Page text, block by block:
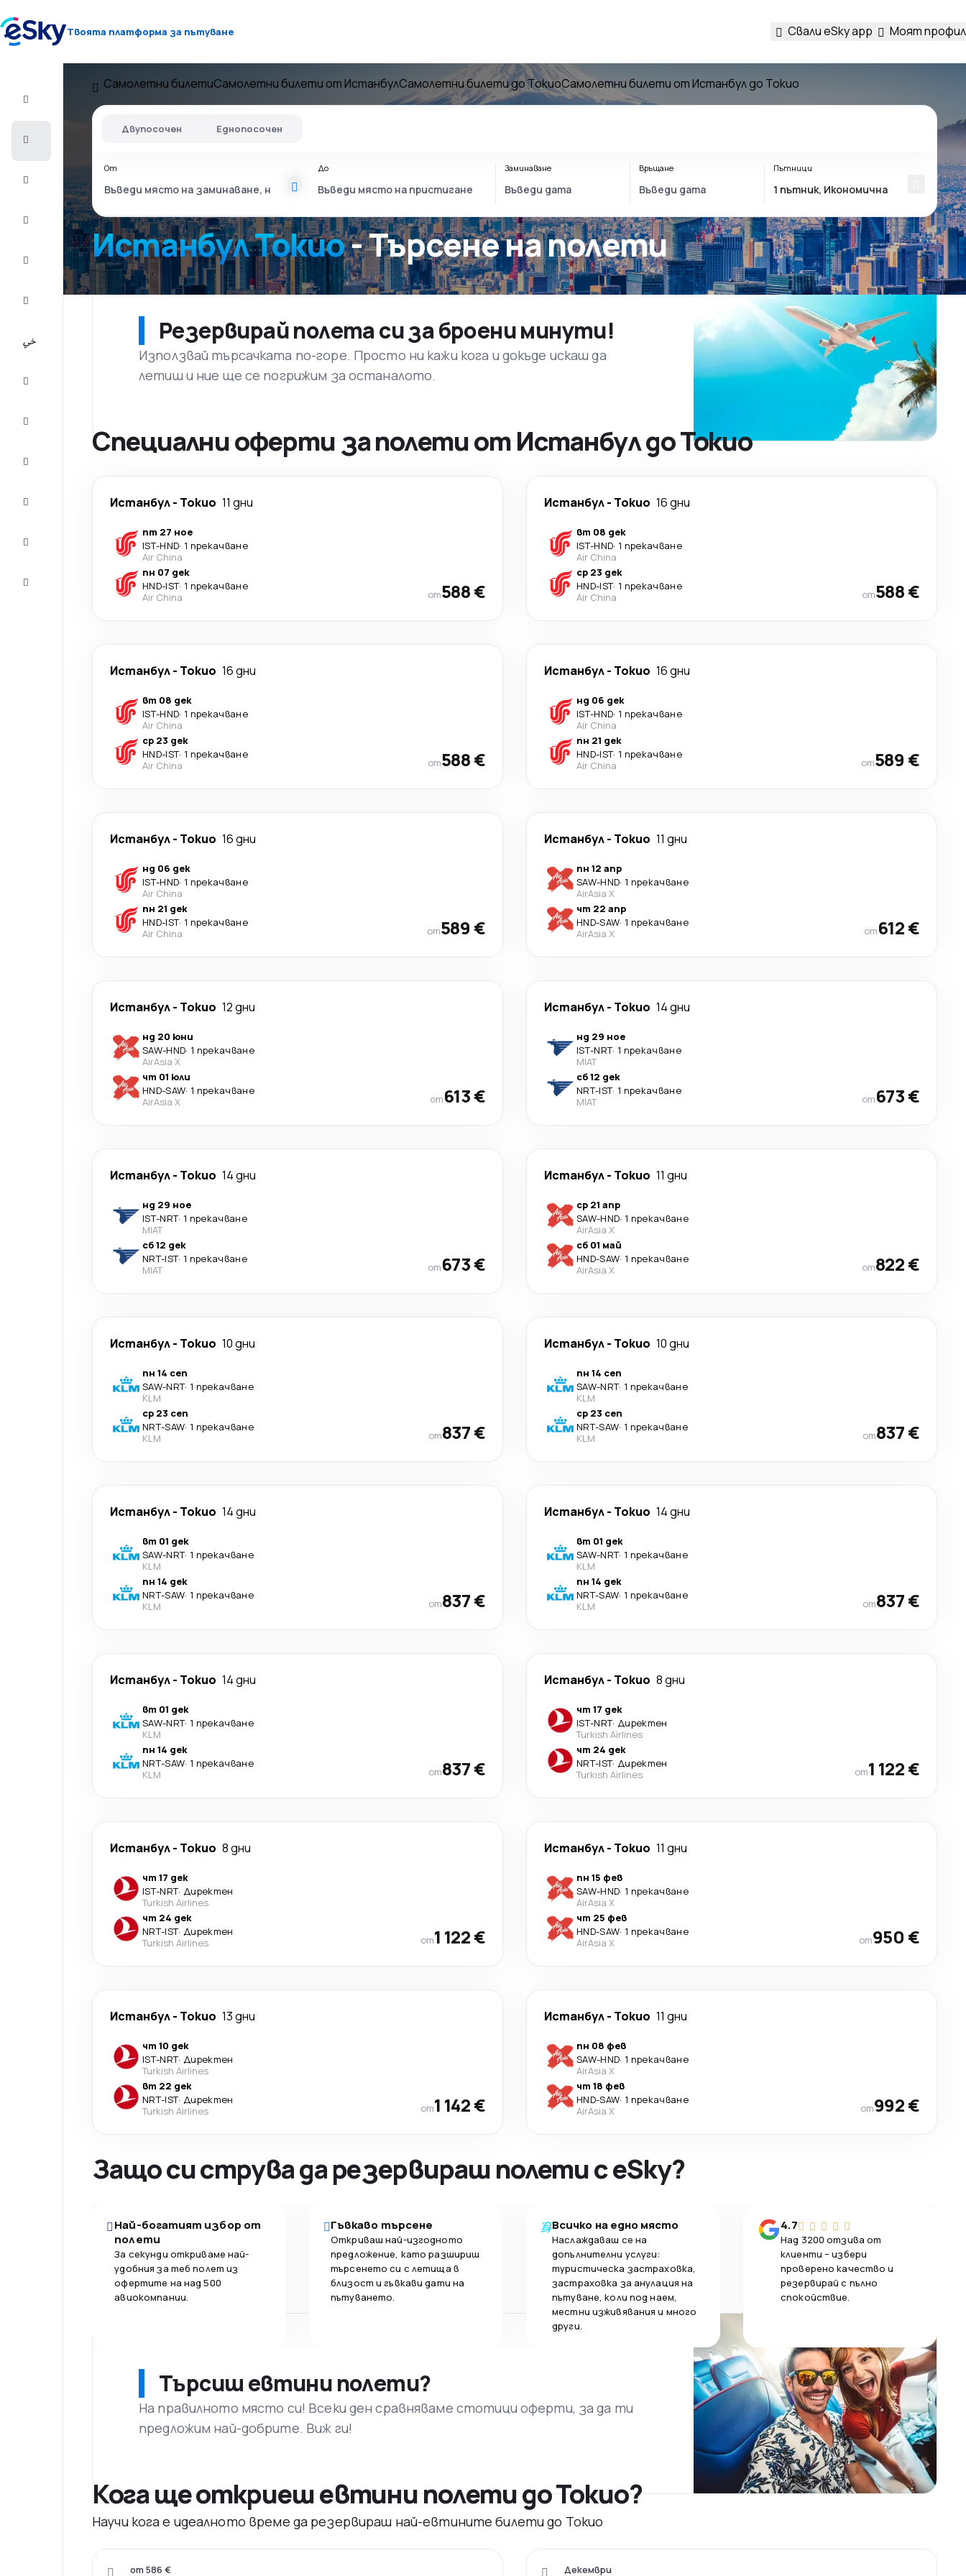
Твоята платформа за пътуване Свали eSky app Моят профил
2026/27
Самолетни билетиСамолетни билети от ИстанбулСамолетни билети до ТокиоСамолетни билети от Истанбул до Токио
Истанбул Токио- Търсене на полети
Двупосочен Еднопосочен
От До Заминаване Връщане Пътници
Резервирай полета си за броени минути!
Използвай търсачката по-горе. Просто ни кажи кога и докъде искаш да
летиш и ние ще се погрижим за останалото.
Специални оферти за полети от Истанбул до Токио
Истанбул- Токио 11 дни
пт 27 ное
IST-HND· 1 прекачване
Air China
пн 07 дек
HND-IST· 1 прекачване
Air China
от588 €
Истанбул- Токио 16 дни
вт 08 дек
IST-HND· 1 прекачване
Air China
ср 23 дек
HND-IST· 1 прекачване
Air China
от588 €
Истанбул- Токио 16 дни
вт 08 дек
IST-HND· 1 прекачване
Air China
ср 23 дек
HND-IST· 1 прекачване
Air China
от588 €
Истанбул- Токио 16 дни
нд 06 дек
IST-HND· 1 прекачване
Air China
пн 21 дек
HND-IST· 1 прекачване
Air China
от589 €
Истанбул- Токио 16 дни
нд 06 дек
IST-HND· 1 прекачване
Air China
пн 21 дек
HND-IST· 1 прекачване
Air China
от589 €
Истанбул- Токио 11 дни
пн 12 апр
SAW-HND· 1 прекачване
AirAsia X
чт 22 апр
HND-SAW· 1 прекачване
AirAsia X
от612 €
Истанбул- Токио 12 дни
нд 20 юни
SAW-HND· 1 прекачване
AirAsia X
чт 01 юли
HND-SAW· 1 прекачване
AirAsia X
от613 €
Истанбул- Токио 14 дни
нд 29 ное
IST-NRT· 1 прекачване
MIAT
сб 12 дек
NRT-IST· 1 прекачване
MIAT
от673 €
Истанбул- Токио 14 дни
нд 29 ное
IST-NRT· 1 прекачване
MIAT
сб 12 дек
NRT-IST· 1 прекачване
MIAT
от673 €
Истанбул- Токио 11 дни
ср 21 апр
SAW-HND· 1 прекачване
AirAsia X
сб 01 май
HND-SAW· 1 прекачване
AirAsia X
от822 €
Истанбул- Токио 10 дни
пн 14 сеп
SAW-NRT· 1 прекачване
KLM
ср 23 сеп
NRT-SAW· 1 прекачване
KLM
от837 €
Истанбул- Токио 10 дни
пн 14 сеп
SAW-NRT· 1 прекачване
KLM
ср 23 сеп
NRT-SAW· 1 прекачване
KLM
от837 €
Истанбул- Токио 14 дни
вт 01 дек
SAW-NRT· 1 прекачване
KLM
пн 14 дек
NRT-SAW· 1 прекачване
KLM
от837 €
Истанбул- Токио 14 дни
вт 01 дек
SAW-NRT· 1 прекачване
KLM
пн 14 дек
NRT-SAW· 1 прекачване
KLM
от837 €
Истанбул- Токио 14 дни
вт 01 дек
SAW-NRT· 1 прекачване
KLM
пн 14 дек
NRT-SAW· 1 прекачване
KLM
от837 €
Истанбул- Токио 8 дни
чт 17 дек
IST-NRT· Директен
Turkish Airlines
чт 24 дек
NRT-IST· Директен
Turkish Airlines
от1 122 €
Истанбул- Токио 8 дни
чт 17 дек
IST-NRT· Директен
Turkish Airlines
чт 24 дек
NRT-IST· Директен
Turkish Airlines
от1 122 €
Истанбул- Токио 11 дни
пн 15 фев
SAW-HND· 1 прекачване
AirAsia X
чт 25 фев
HND-SAW· 1 прекачване
AirAsia X
от950 €
Истанбул- Токио 13 дни
чт 10 дек
IST-NRT· Директен
Turkish Airlines
вт 22 дек
NRT-IST· Директен
Turkish Airlines
от1 142 €
Истанбул- Токио 11 дни
пн 08 фев
SAW-HND· 1 прекачване
AirAsia X
чт 18 фев
HND-SAW· 1 прекачване
AirAsia X
от992 €
Защо си струва да резервираш полети с eSky?
Най-богатият избор от
полети
За секунди откриваме най-
удобния за теб полет из
офертите на над 500
авиокомпании.
Гъвкаво търсене
Откриваш най-изгодното
предложение, като разшириш
търсенето си с летища в
близост и гъвкави дати на
пътуването.
Всичко на едно място
Наслаждаваш се на
допълнителни услуги:
туристическа застраховка,
застраховка за анулация на
пътуване, коли под наем,
местни изживявания и много
други.
4.7
Над 3200 отзива от
клиенти – избери
проверено качество и
резервирай с пълно
спокойствие.
Търсиш евтини полети?
На правилното място си! Всеки ден сравняваме стотици оферти, за да ти
предложим най-добрите. Виж ги!
Кога ще откриеш евтини полети до Токио?
Научи кога е идеалното време да резервираш най-евтините билети до Токио
от 586 € Декември